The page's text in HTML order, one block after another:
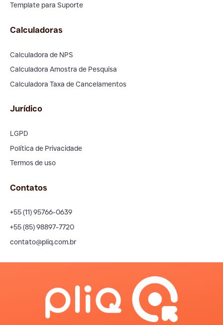
Template para Suporte
Calculadoras
Calculadora de NPS
Calculadora Amostra de Pesquisa
Calculadora Taxa de Cancelamentos
Jurídico
LGPD
Política de Privacidade
Termos de uso
Contatos
+55 (11) 95766-0639
+55 (85) 98897-7720
contato@pliq.com.br